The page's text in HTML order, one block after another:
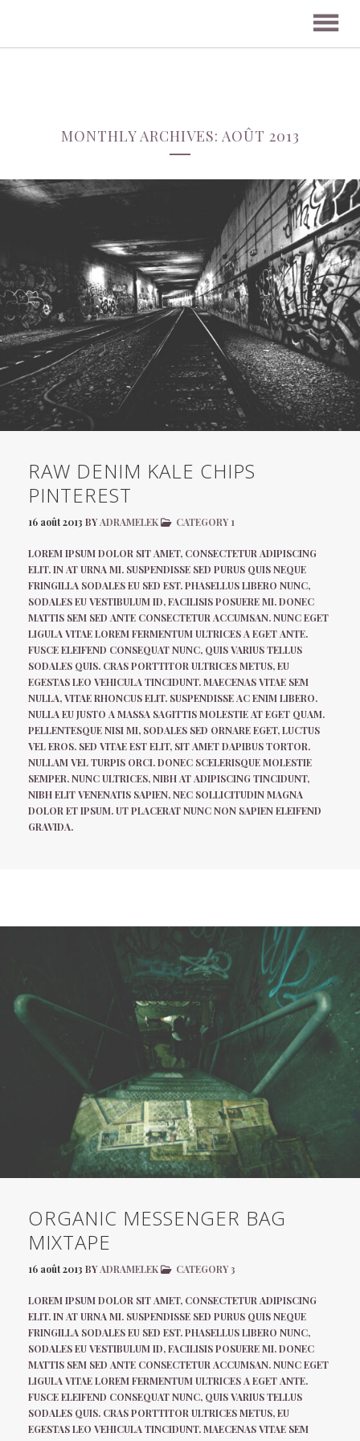
MONTHLY ARCHIVES: AOÛT 2013
RAW DENIM KALE CHIPS
PINTEREST
16 août 2013 BYADRAMELEK CATEGORY 1
LOREM IPSUM DOLOR SIT AMET, CONSECTETUR ADIPISCING
ELIT. IN AT URNA MI. SUSPENDISSE SED PURUS QUIS NEQUE
FRINGILLA SODALES EU SED EST. PHASELLUS LIBERO NUNC,
SODALES EU VESTIBULUM ID, FACILISIS POSUERE MI. DONEC
MATTIS SEM SED ANTE CONSECTETUR ACCUMSAN. NUNC EGET
LIGULA VITAE LOREM FERMENTUM ULTRICES A EGET ANTE.
FUSCE ELEIFEND CONSEQUAT NUNC, QUIS VARIUS TELLUS
SODALES QUIS. CRAS PORTTITOR ULTRICES METUS, EU
EGESTAS LEO VEHICULA TINCIDUNT. MAECENAS VITAE SEM
NULLA, VITAE RHONCUS ELIT. SUSPENDISSE AC ENIM LIBERO.
NULLA EU JUSTO A MASSA SAGITTIS MOLESTIE AT EGET QUAM.
PELLENTESQUE NISI MI, SODALES SED ORNARE EGET, LUCTUS
VEL EROS. SED VITAE EST ELIT, SIT AMET DAPIBUS TORTOR.
NULLAM VEL TURPIS ORCI. DONEC SCELERISQUE MOLESTIE
SEMPER. NUNC ULTRICES, NIBH AT ADIPISCING TINCIDUNT,
NIBH ELIT VENENATIS SAPIEN, NEC SOLLICITUDIN MAGNA
DOLOR ET IPSUM. UT PLACERAT NUNC NON SAPIEN ELEIFEND
GRAVIDA.
ORGANIC MESSENGER BAG
MIXTAPE
16 août 2013 BYADRAMELEK CATEGORY 3
LOREM IPSUM DOLOR SIT AMET, CONSECTETUR ADIPISCING
ELIT. IN AT URNA MI. SUSPENDISSE SED PURUS QUIS NEQUE
FRINGILLA SODALES EU SED EST. PHASELLUS LIBERO NUNC,
SODALES EU VESTIBULUM ID, FACILISIS POSUERE MI. DONEC
MATTIS SEM SED ANTE CONSECTETUR ACCUMSAN. NUNC EGET
LIGULA VITAE LOREM FERMENTUM ULTRICES A EGET ANTE.
FUSCE ELEIFEND CONSEQUAT NUNC, QUIS VARIUS TELLUS
SODALES QUIS. CRAS PORTTITOR ULTRICES METUS, EU
EGESTAS LEO VEHICULA TINCIDUNT. MAECENAS VITAE SEM